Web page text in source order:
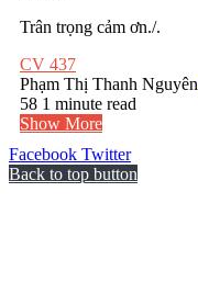
Trân trọng cảm ơn./.
CV 437
Phạm Thị Thanh Nguyên
58 1 minute read
Show More
Facebook Twitter
Back to top button